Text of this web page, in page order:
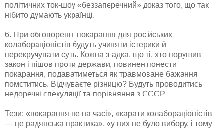
політичних ток-шоу «беззаперечний» доказ того, що так
нібито думають українці.
6. При обговоренні покарання для російських
колабораціоністів будуть учиняти істерики й
перекручувати суть. Кожна згадка, що ті, хто порушив
закон і пішов проти держави, повинен понести
покарання, подаватиметься як травмоване бажання
помститись. Відчуваєте різницю? Будуть проводитись
недоречні спекуляції та порівняння з СССР.
Тези: «покарання не на часі», «карати колабораціоністів
— це радянська практика», «у них не було вибору, і тому